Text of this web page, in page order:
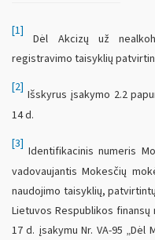
[1]
Dėl Akcizų už
registravimo taisyklių
[2]
Išskyrus įsakymo 2.2
14 d.
[3]
Identifikacinis numeris
vadovaujantis Mokesčių
naudojimo taisyklių,
Lietuvos Respublikos
17 d. įsakymu Nr. VA-95